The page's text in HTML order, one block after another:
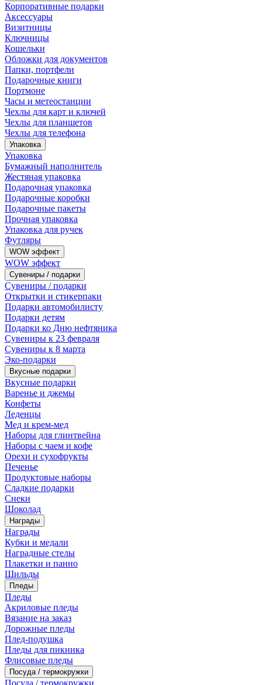
Корпоративные подарки
Аксессуары
Визитницы
Ключницы
Кошельки
Обложки для документов
Папки, портфели
Подарочные книги
Портмоне
Часы и метеостанции
Чехлы для карт и ключей
Чехлы для планшетов
Чехлы для телефона
Упаковка
Упаковка
Бумажный наполнитель
Жестяная упаковка
Подарочная упаковка
Подарочные коробки
Подарочные пакеты
Прочная упаковка
Упаковка для ручек
Футляры
WOW эффект
WOW эффект
Сувениры / подарки
Сувениры / подарки
Открытки и стикерпаки
Подарки автомобилисту
Подарки детям
Подарки ко Дню нефтяника
Сувениры к 23 февраля
Сувениры к 8 марта
Эко-подарки
Вкусные подарки
Вкусные подарки
Варенье и джемы
Конфеты
Леденцы
Мед и крем-мед
Наборы для глинтвейна
Наборы с чаем и кофе
Орехи и сухофрукты
Печенье
Продуктовые наборы
Сладкие подарки
Снеки
Шоколад
Награды
Награды
Кубки и медали
Наградные стелы
Плакетки и панно
Шильды
Пледы
Пледы
Акриловые пледы
Вязание на заказ
Дорожные пледы
Плед-подушка
Пледы для пикника
Флисовые пледы
Посуда / термокружки
Посуда / термокружки